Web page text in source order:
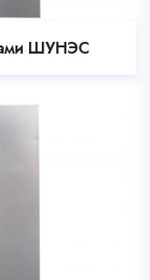
ШУНЭС